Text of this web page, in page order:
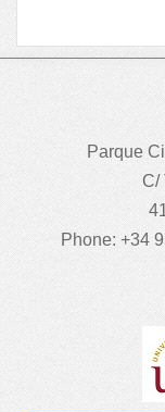
Parque
C/
Phone: +34